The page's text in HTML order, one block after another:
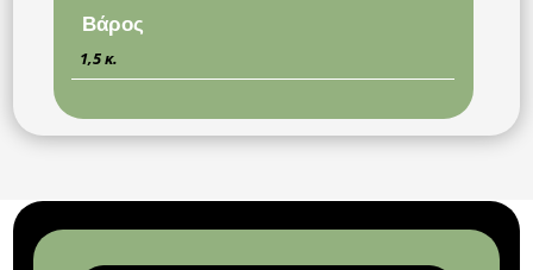
Βάρος
1,5 κ.